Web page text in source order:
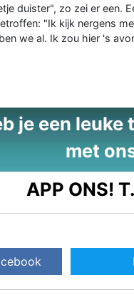
duister", zo zei er een.
"Ik kijk nergens
we al. Ik zou hier 's
je een
met
APP ONS! T.